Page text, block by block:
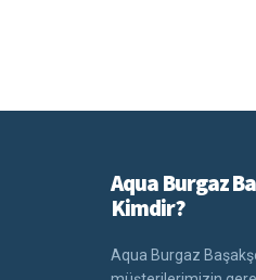
Aqua Burgaz
Kimdir?
Aqua Burgaz